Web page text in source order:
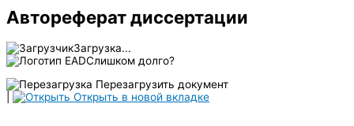
Автореферат диссертации
Загрузка...
Слишком долго?
Перезагрузить документ
Открыть в новой вкладке